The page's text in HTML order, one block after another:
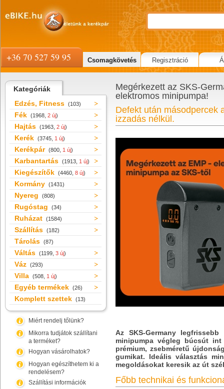
Kategóriák
Edzés, Fitness (103)
Fék (1968, 2 új)
Hajtás (1963, 2 új)
Kerék (3745, 1 új)
Kerékpár (800, 1 új)
Karbantartás (1913, 1 új)
Kiegészítők (4460, 8 új)
Kormány (1431)
Nyereg (808)
Rugóstag (34)
Ruházat (1584)
Szállítás (182)
Tárolás (87)
Váltás (1199, 3 új)
Váz (293)
Villa (508, 1 új)
Egyéb termékek (26)
Komplett szettek (13)
Miért rendelj tőlünk?
Mikorra tudjátok szállítani
a terméket?
Hogyan vásárolhatok?
Hogyan egészíthetem ki a
rendelésem?
Szállítási információk
Megérkezett az SKS-
elektromos minipumpa!
Defekt után másodpercek
izzadás nélkül.
Az SKS-Germany
minipumpa végleg búcsút int
prémium, zsebméretű
gumikat. Ideális választás
megoldásokat keresik az út
Főbb technikai és
+36 70 527 59 95 Csomagkövetés Regisztráció